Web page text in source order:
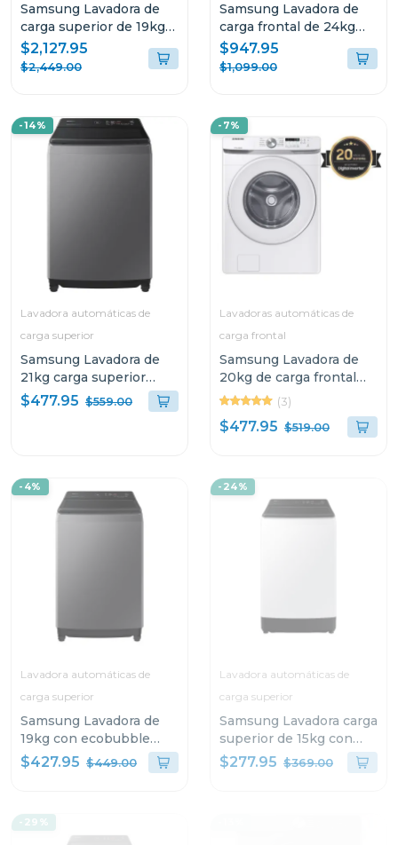
Samsung Lavadora de
carga superior de 19kg
con aqua saving
wa19a3353
$2,127.95
$2,449.00
Samsung Lavadora de
carga frontal de 24kg
con ai wash
wf24a8900av
$947.95
$1,099.00
-14%
Lavadora automáticas de
carga superior
Samsung Lavadora de
21kg carga superior
digital inverter
wa24cg6746
$477.95 $559.00
-7%
Lavadoras automáticas de
carga frontal
Samsung Lavadora de
20kg de carga frontal
wf20t6000aw
(3)
$477.95 $519.00
-4%
Lavadora automáticas de
carga superior
Samsung Lavadora de
19kg con ecobubble
digital inverter
wa19cg6442
$427.95 $449.00
-24%
Lavadora automáticas de
carga superior
Samsung Lavadora carga
superior de 15kg con
eco bubble
wa15cg5441bw
$277.95 $369.00
-29%